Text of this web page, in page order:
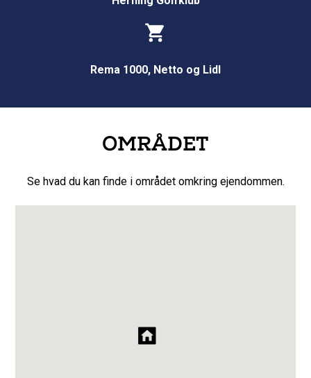
Rema 1000, Netto og Lidl
OMRÅDET
Se hvad du kan finde i området omkring ejendommen.